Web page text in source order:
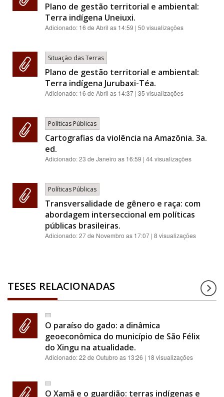
Plano de gestão territorial e ambiental:
Terra indígena Uneiuxi.
Adicionado: 16 de Abril as 14:59 | 50 visualizações
Situação das Terras
Plano de gestão territorial e ambiental:
Terra indígena Jurubaxi-Téa.
Adicionado: 16 de Abril as 14:37 | 35 visualizações
Políticas Públicas
Cartografias da violência na Amazônia. 3a.
ed.
Adicionado:23 de Janeiro as 16:59 | 44 visualizações
Políticas Públicas
Transversalidade de gênero e raça: com
abordagem interseccional em políticas
públicas brasileiras.
Adicionado:27 de Novembro as 17:07 | 8 visualizações
TESES RELACIONADAS
O paraíso do gado: a dinâmica
geoeconômica do município de São Félix
do Xingu na atualidade.
Adicionado:22 de Outubro as 13:26 | 18 visualizações
O Xamã e o guardião: terras indígenas e